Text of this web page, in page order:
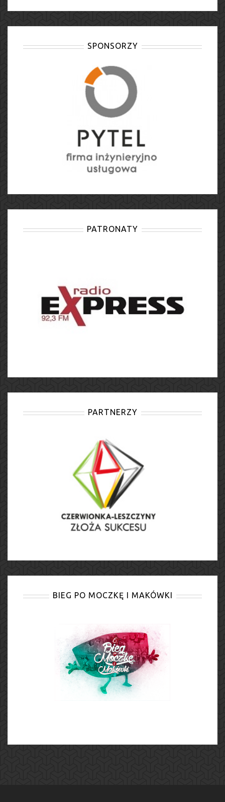
SPONSORZY
PATRONATY
PARTNERZY
BIEG PO MOCZKĘ I MAKÓWKI